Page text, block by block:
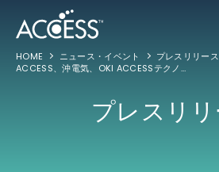
HOME ニュース・イベント
プレスリリース
ACCESS、沖電気、OKI ACCESSテクノロジーズが次世代ホームネットワーク時代に向けDLNA分野で協業
プレスリ